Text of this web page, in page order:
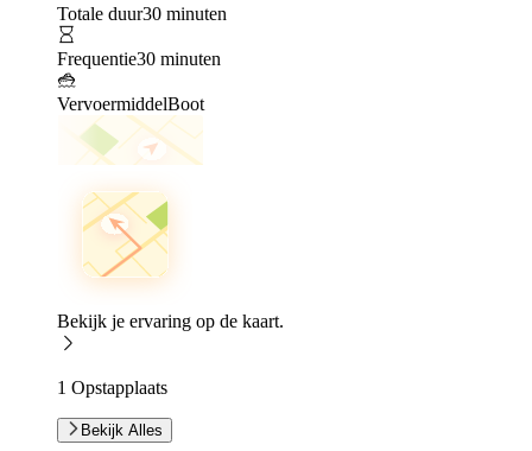
Totale duur30 minuten
Frequentie30 minuten
VervoermiddelBoot
Bekijk je ervaring op de kaart.
1 Opstapplaats
Bekijk Alles